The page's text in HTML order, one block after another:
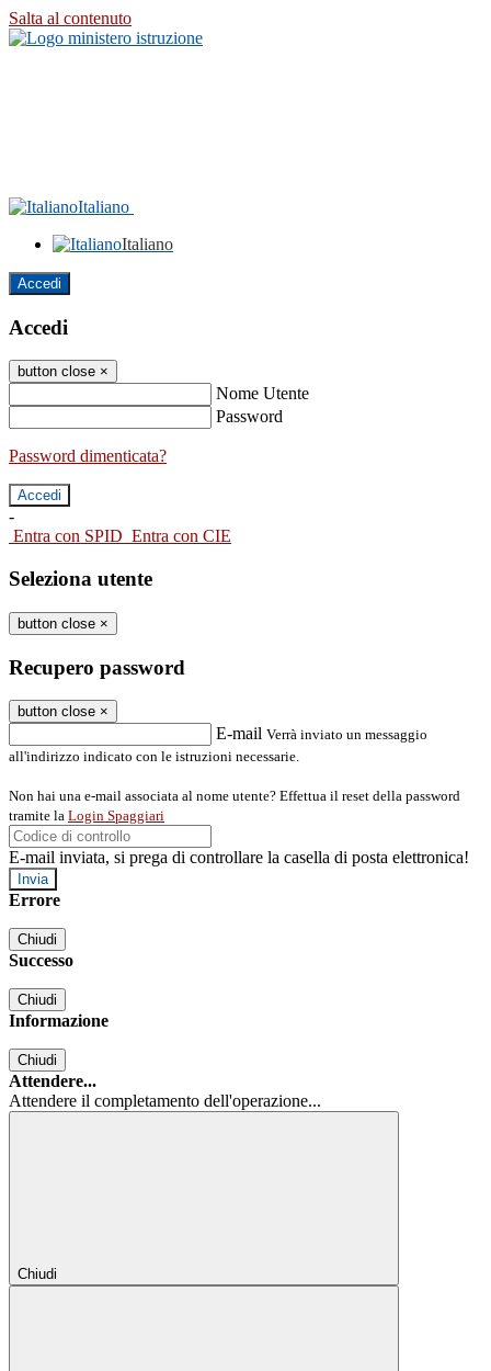
Salta al contenuto
Italiano
Italiano
Accedi
Accedi
button close ×
Nome Utente
Password
Password dimenticata?
-
Entra con SPID Entra con CIE
Seleziona utente
button close ×
Recupero password
button close ×
E-mail Verrà inviato un messaggio
all'indirizzo indicato con le istruzioni necessarie.
Non hai una e-mail associata al nome utente? Effettua il reset della password
tramite la Login Spaggiari
E-mail inviata, si prega di controllare la casella di posta elettronica!
Errore
Chiudi
Successo
Chiudi
Informazione
Chiudi
Attendere...
Attendere il completamento dell'operazione...
Chiudi